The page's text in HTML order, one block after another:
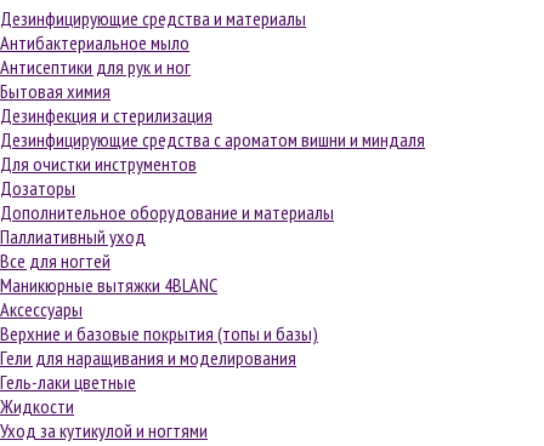
Дезинфицирующие средства и материалы
Антибактериальное мыло
Антисептики для рук и ног
Бытовая химия
Дезинфекция и стерилизация
Дезинфицирующие средства с ароматом вишни и миндаля
Для очистки инструментов
Дозаторы
Дополнительное оборудование и материалы
Паллиативный уход
Все для ногтей
Маникюрные вытяжки 4BLANC
Аксессуары
Верхние и базовые покрытия (топы и базы)
Гели для наращивания и моделирования
Гель-лаки цветные
Жидкости
Уход за кутикулой и ногтями